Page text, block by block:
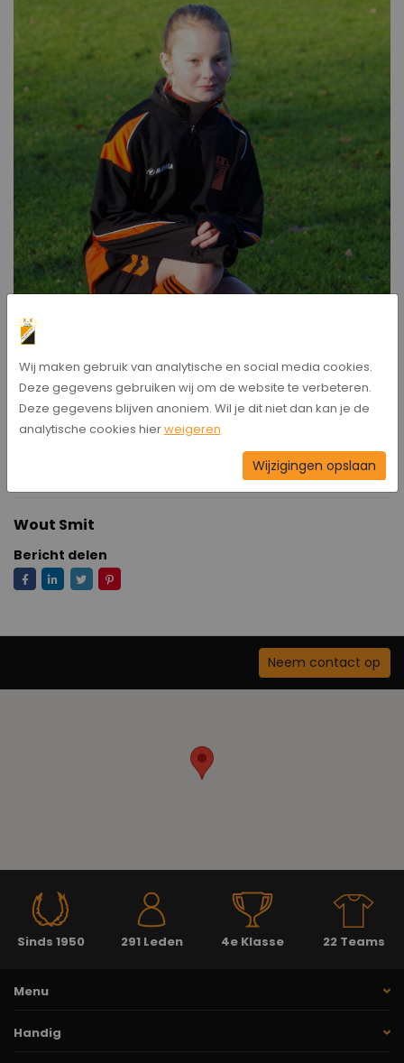
Wout Smit
Bericht delen
Neem contact op
Sinds 1950 291 Leden 4e Klasse 22 Teams
Menu
Handig
Wij maken gebruik van analytische en social media cookies.
Deze gegevens gebruiken wij om de website te verbeteren.
Deze gegevens blijven anoniem. Wil je dit niet dan kan je de
analytische cookies hierweigeren
Wijzigingen opslaan